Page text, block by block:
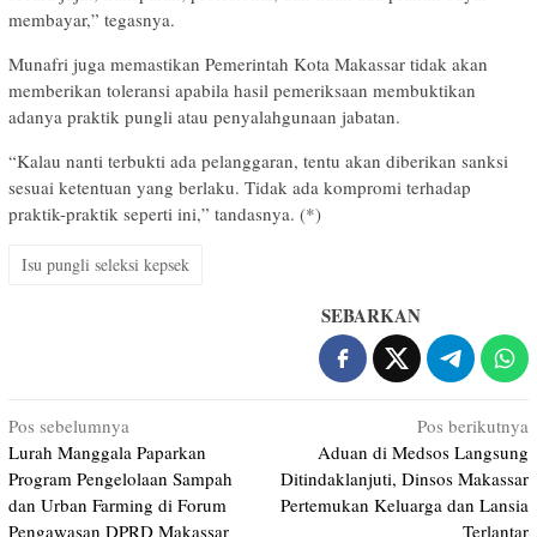
membayar,” tegasnya.
Munafri juga memastikan Pemerintah Kota Makassar tidak akan
memberikan toleransi apabila hasil pemeriksaan membuktikan
adanya praktik pungli atau penyalahgunaan jabatan.
“Kalau nanti terbukti ada pelanggaran, tentu akan diberikan sanksi
sesuai ketentuan yang berlaku. Tidak ada kompromi terhadap
praktik-praktik seperti ini,” tandasnya. (*)
Isu pungli seleksi kepsek
SEBARKAN
Navigasi
pos
Pos sebelumnya
Lurah Manggala Paparkan
Program Pengelolaan Sampah
dan Urban Farming di Forum
Pengawasan DPRD Makassar
Pos berikutnya
Aduan di Medsos Langsung
Ditindaklanjuti, Dinsos Makassar
Pertemukan Keluarga dan Lansia
Terlantar